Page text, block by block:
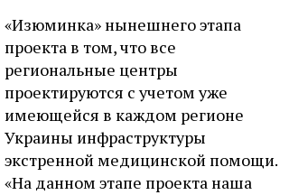
«Изюминка» нынешнего этапа
проекта в том, что все
региональные центры
проектируются с учетом уже
имеющейся в каждом регионе
Украины инфраструктуры
экстренной медицинской помощи.
«На данном этапе проекта наша